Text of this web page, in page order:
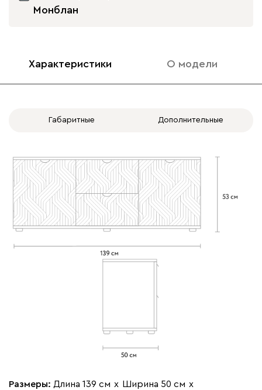
Монблан
Характеристики О модели
Габаритные Дополнительные
Размеры: Длина 139 см х Ширина 50 см х